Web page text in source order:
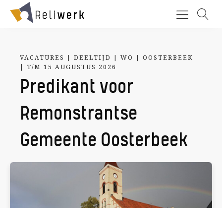
VACATURES DEELTIJD WO
OOSTERBEEK
| T/M 15 AUGUSTUS 2026
Predikant voor
Remonstrantse
Gemeente Oosterbeek